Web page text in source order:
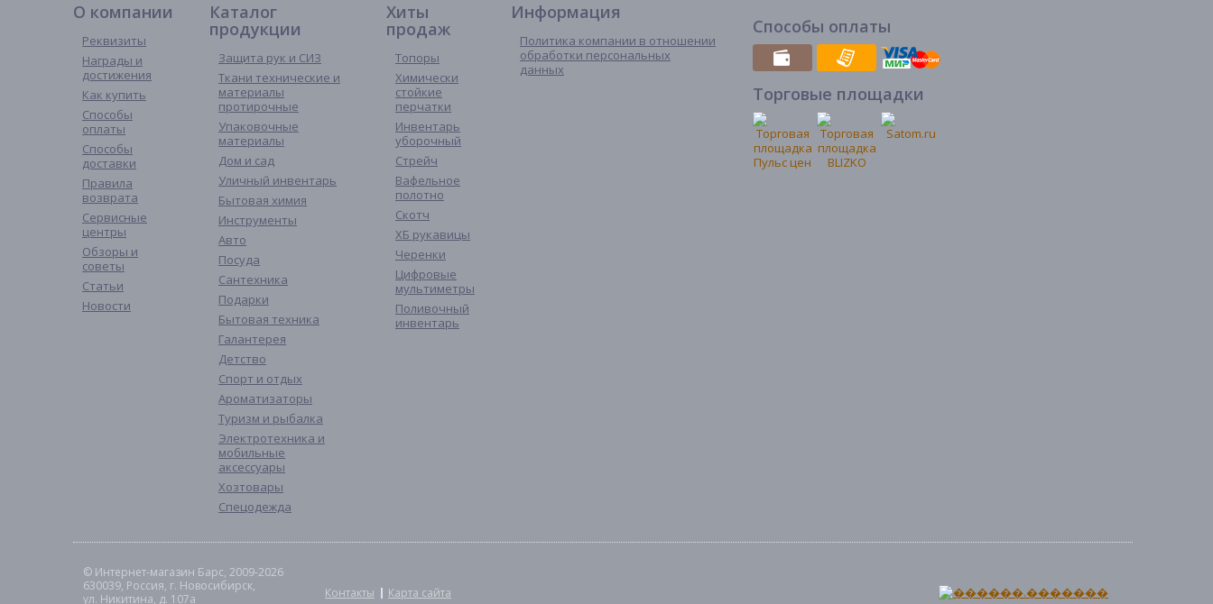
О компании
Реквизиты
Награды и
достижения
Как купить
Способы
оплаты
Способы
доставки
Правила
возврата
Сервисные
центры
Обзоры и
советы
Статьи
Новости
Каталог
продукции
Защита рук и СИЗ
Ткани технические и
материалы
протирочные
Упаковочные
материалы
Дом и сад
Уличный инвентарь
Бытовая химия
Инструменты
Авто
Посуда
Сантехника
Подарки
Бытовая техника
Галантерея
Детство
Спорт и отдых
Ароматизаторы
Туризм и рыбалка
Электротехника и
мобильные
аксессуары
Хозтовары
Спецодежда
Хиты
продаж
Топоры
Химически
стойкие
перчатки
Инвентарь
уборочный
Стрейч
Вафельное
полотно
Скотч
ХБ рукавицы
Черенки
Цифровые
мультиметры
Поливочный
инвентарь
Информация
Политика компании в отношении
обработки персональных
данных
Способы оплаты
Торговые площадки
© Интернет-магазин Барс, 2009-2026
630039, Россия, г. Новосибирск,
ул. Никитина, д. 107а
Контакты Карта сайта